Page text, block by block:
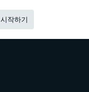
시작하기